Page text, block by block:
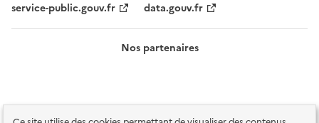
service-public.gouv.fr
data.gouv.fr
Nos partenaires